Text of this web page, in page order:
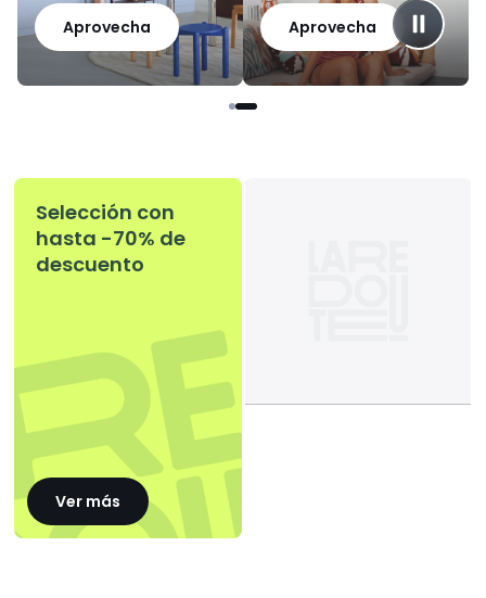
Aprovecha Aprovecha
Selección con
hasta -70% de
descuento
Ver más